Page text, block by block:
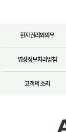
환자권리와의무
영상정보처리방침
고객의 소리